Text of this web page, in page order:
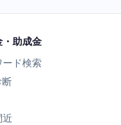
・助成金
ード検索
断
近